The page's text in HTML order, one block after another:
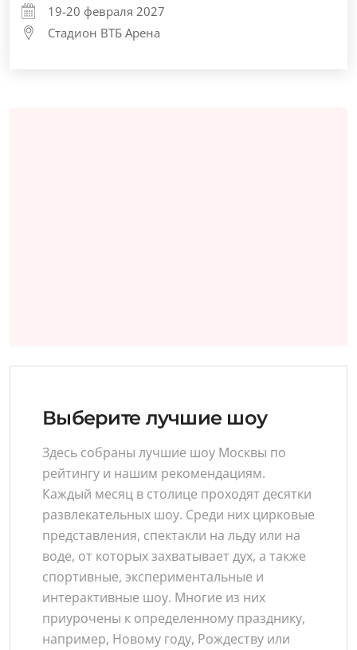
19-20 февраля 2027
Стадион ВТБ Арена
Выберите лучшие шоу
Здесь собраны лучшие шоу Москвы по
рейтингу и нашим рекомендациям.
Каждый месяц в столице проходят десятки
развлекательных шоу. Среди них цирковые
представления, спектакли на льду или на
воде, от которых захватывает дух, а также
спортивные, экспериментальные и
интерактивные шоу. Многие из них
приурочены к определенному празднику,
например, Новому году, Рождеству или